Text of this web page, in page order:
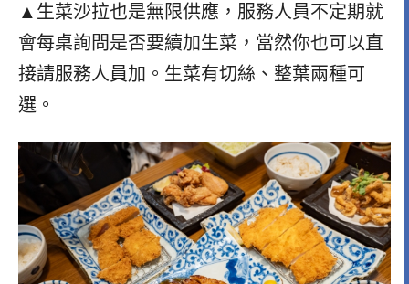
▲生菜沙拉也是無限供應，服務人員不定期就
會每桌詢問是否要續加生菜，當然你也可以直
接請服務人員加。生菜有切絲、整葉兩種可
選。